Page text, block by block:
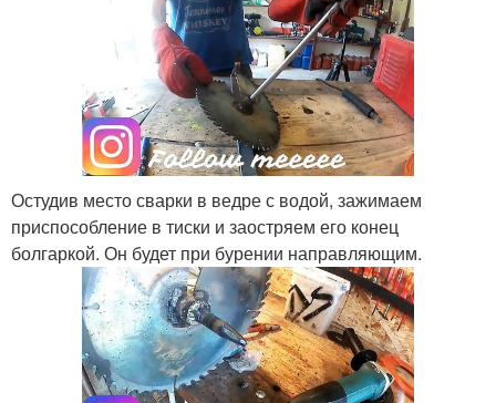
Остудив место сварки в ведре с водой, зажимаем
приспособление в тиски и заостряем его конец
болгаркой. Он будет при бурении направляющим.